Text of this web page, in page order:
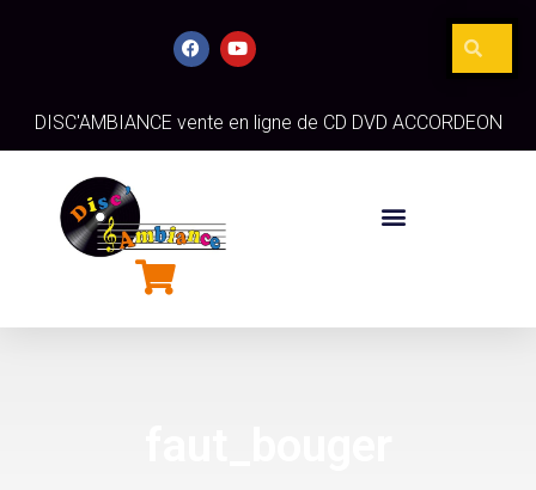
DISC'AMBIANCE vente en ligne de CD DVD ACCORDEON